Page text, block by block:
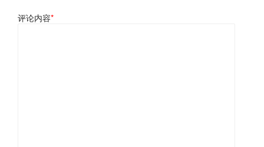
评论内容*